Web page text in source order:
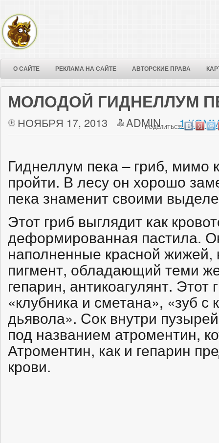
О САЙТЕ РЕКЛАМА НА САЙТЕ АВТОРСКИЕ ПРАВА
МОЛОДОЙ ГИДНЕЛЛУМ
НОЯБРЯ 17, 2013 ADMIN 1
ПОДЕЛИТЬСЯ:
Гиднеллум пека – гриб, мимо
пройти. В лесу он хорошо
пека знаменит своими
Этот гриб выглядит как
деформированная пастила.
наполненные красной жижей,
пигмент, обладающий теми
гепарин, антикоагулянт.
«клубника и сметана», «зуб
дьявола». Сок внутри
под названием атроментин,
Атроментин, как и гепарин
крови.